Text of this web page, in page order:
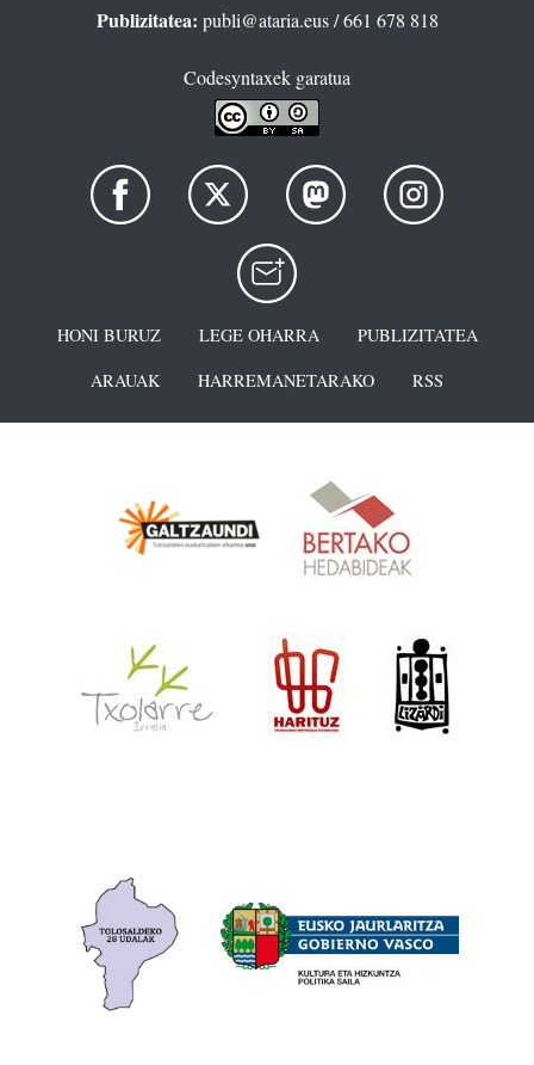
Publizitatea: publi@ataria.eus/ 661 678 818
Codesyntaxek garatua
HONI BURUZ LEGE OHARRA
PUBLIZITATEA
ARAUAK
HARREMANETARAKO RSS